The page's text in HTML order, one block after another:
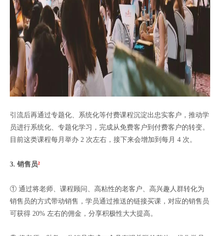
引流后再通过专题化、系统化等付费课程沉淀出忠实客户，推动学
员进行系统化、专题化学习，完成从免费客户到付费客户的转变。
目前这类课程每月举办 2 次左右，接下来会增加到每月 4 次。
3. 销售员²
① 通过将老师、课程顾问、高粘性的老客户、高兴趣人群转化为
销售员的方式带动销售，学员通过推送的链接买课，对应的销售员
可获得 20% 左右的佣金，分享积极性大大提高。